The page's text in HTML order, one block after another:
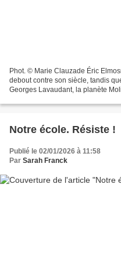
Phot. © Marie Clauzade Éric
debout contre son siècle, tandis
Georges Lavaudant, la planète
Notre école. Résiste !
Publié le 02/01/2026 à 11:58
Par Sarah Franck